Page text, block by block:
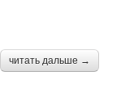
читать дальше →